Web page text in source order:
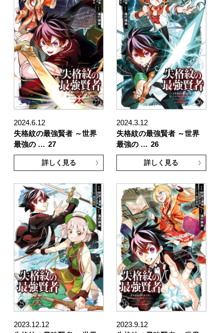
2024.6.12
失格紋の最強賢者 ～世界
最強の … 27
詳しく見る
2024.3.12
失格紋の最強賢者 ～世界
最強の … 26
詳しく見る
2023.12.12
2023.9.12